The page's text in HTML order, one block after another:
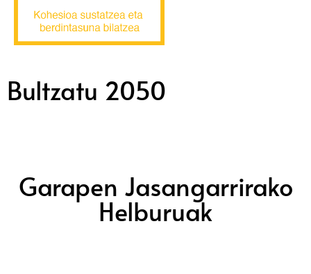
Bultzatu 2050
Garapen Jasangarrirako
Helburuak